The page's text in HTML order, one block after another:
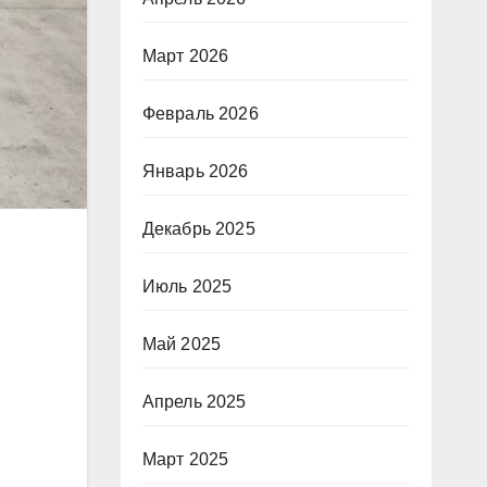
Март 2026
Февраль 2026
Январь 2026
Декабрь 2025
Июль 2025
Май 2025
Апрель 2025
Март 2025